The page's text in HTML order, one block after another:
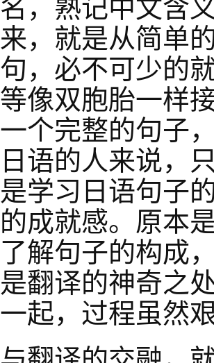
名，熟记中文含
来，就是从简单
句，必不可少的
等像双胞胎一样
一个完整的句子
日语的人来说，
是学习日语句子
的成就感。原本
了解句子的构成
是翻译的神奇之
一起，过程虽然